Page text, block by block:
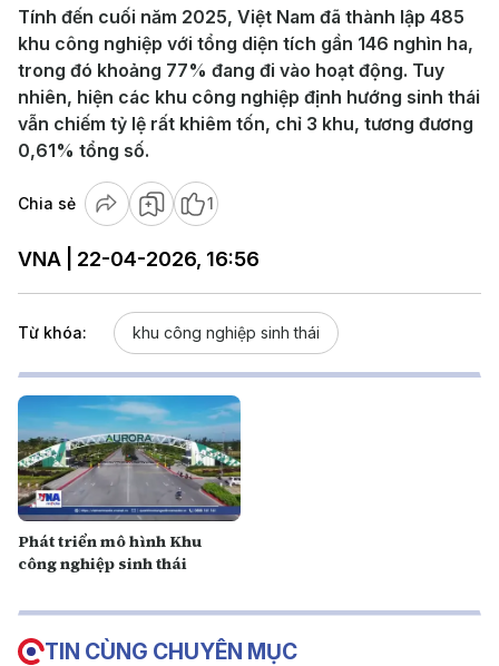
Tính đến cuối năm 2025, Việt Nam đã thành lập 485
khu công nghiệp với tổng diện tích gần 146 nghìn ha,
trong đó khoảng 77% đang đi vào hoạt động. Tuy
nhiên, hiện các khu công nghiệp định hướng sinh thái
vẫn chiếm tỷ lệ rất khiêm tốn, chỉ 3 khu, tương đương
0,61% tổng số.
Chia sẻ 1
VNA | 22-04-2026, 16:56
Từ khóa: khu công nghiệp sinh thái
Phát triển mô hình Khu
công nghiệp sinh thái
TIN CÙNG CHUYÊN MỤC